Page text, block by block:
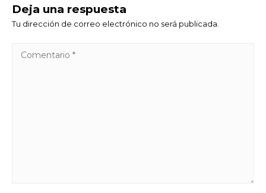
Deja una respuesta
Tu dirección de correo electrónico no será publicada.